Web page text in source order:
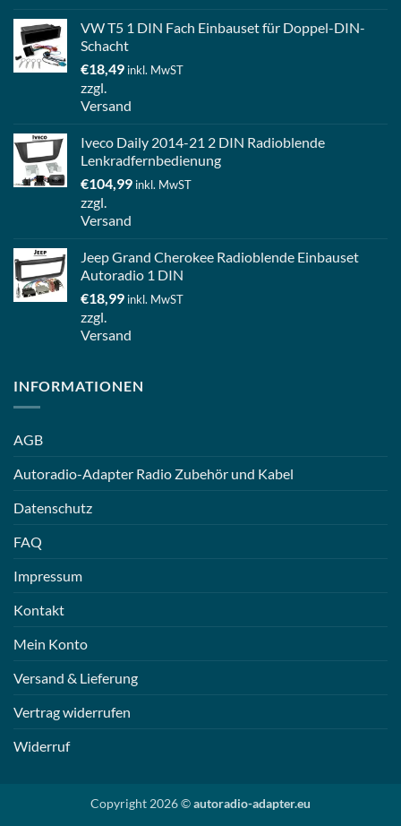
VW T5 1 DIN Fach Einbauset für Doppel-DIN-
Schacht
€18,49 inkl. MwST
zzgl.
Versand
Iveco Daily 2014-21 2 DIN Radioblende
Lenkradfernbedienung
€104,99 inkl. MwST
zzgl.
Versand
Jeep Grand Cherokee Radioblende Einbauset
Autoradio 1 DIN
€18,99 inkl. MwST
zzgl.
Versand
INFORMATIONEN
AGB
Autoradio-Adapter Radio Zubehör und Kabel
Datenschutz
FAQ
Impressum
Kontakt
Mein Konto
Versand & Lieferung
Vertrag widerrufen
Widerruf
Copyright 2026 ©autoradio-adapter.eu